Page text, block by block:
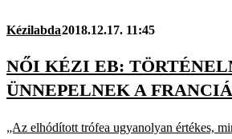
Kézilabda2018.12.17. 11:45
NŐI KÉZI EB:
ÜNNEPELNEK A
„Az elhódított trófea ugyanolyan értékes,